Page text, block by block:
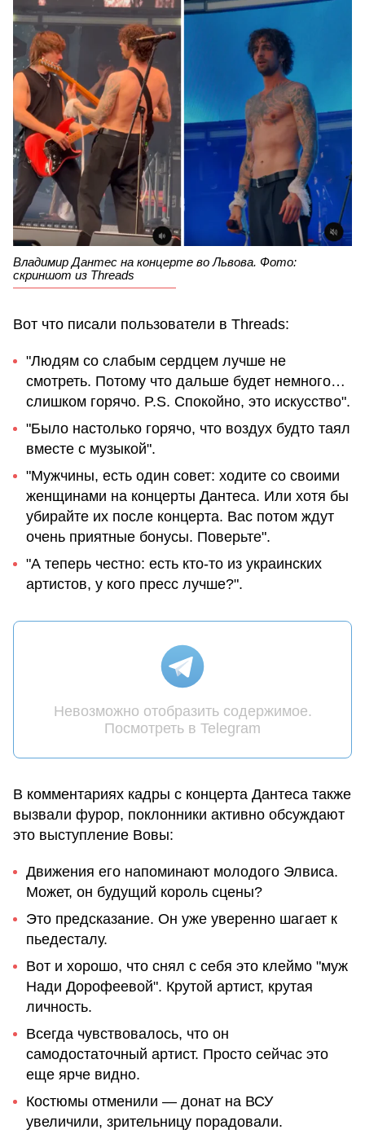
Владимир Дантес на концерте во Львова. Фото:
скриншот из Threads
Вот что писали пользователи в Threads:
"Людям со слабым сердцем лучше не
смотреть. Потому что дальше будет немного…
слишком горячо. P.S. Спокойно, это искусство".
"Было настолько горячо, что воздух будто таял
вместе с музыкой".
"Мужчины, есть один совет: ходите со своими
женщинами на концерты Дантеса. Или хотя бы
убирайте их после концерта. Вас потом ждут
очень приятные бонусы. Поверьте".
"А теперь честно: есть кто-то из украинских
артистов, у кого пресс лучше?".
Невозможно отобразить содержимое.
Посмотреть в Telegram
В комментариях кадры с концерта Дантеса также
вызвали фурор, поклонники активно обсуждают
это выступление Вовы:
Движения его напоминают молодого Элвиса.
Может, он будущий король сцены?
Это предсказание. Он уже уверенно шагает к
пьедесталу.
Вот и хорошо, что снял с себя это клеймо "муж
Нади Дорофеевой". Крутой артист, крутая
личность.
Всегда чувствовалось, что он
самодостаточный артист. Просто сейчас это
еще ярче видно.
Костюмы отменили — донат на ВСУ
увеличили, зрительницу порадовали.